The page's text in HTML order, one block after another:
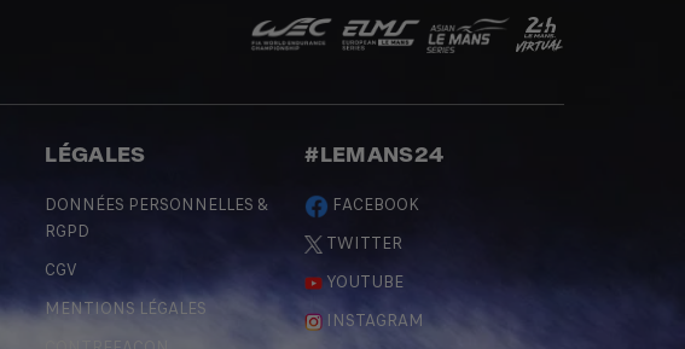
LÉGALES
DONNÉES PERSONNELLES &
RGPD
CGV
MENTIONS LÉGALES
#LEMANS24
FACEBOOK
TWITTER
YOUTUBE
INSTAGRAM